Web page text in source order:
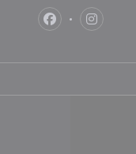
Facebook ((新